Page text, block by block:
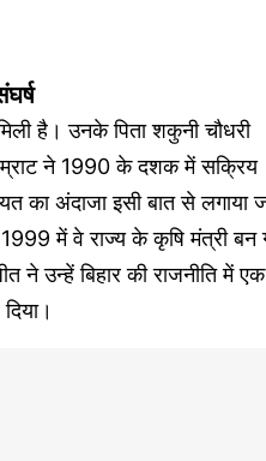
है। उनके पिता शकुनी चौधरी
ने 1990 के दशक में सक्रिय
का अंदाजा इसी बात से लगाया
में वे राज्य के कृषि मंत्री बन
ने उन्हें बिहार की राजनीति में एक